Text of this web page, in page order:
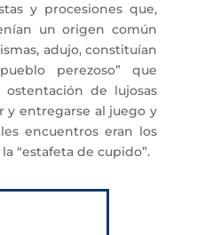
y procesiones que,
un origen común
adujo, constituían
perezoso” que
de lujosas
y entregarse al juego y
encuentros eran los
“estafeta de cupido”.